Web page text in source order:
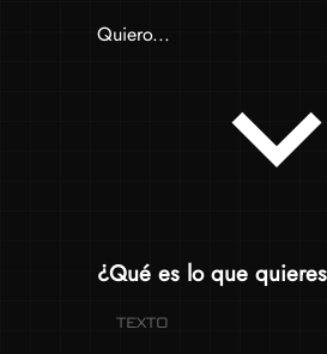
Quiero...
¿Qué es lo que
TEXTO